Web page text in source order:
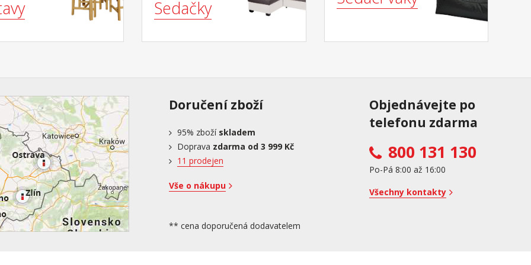
Sedačky
Doručení zboží
95% zboží skladem
Doprava zdarma od 3 999 Kč
11 prodejen
Vše o nákupu
** cena doporučená dodavatelem
Objednávejte po
telefonu zdarma
800 131 130
Po-Pá 8:00 až 16:00
Všechny kontakty